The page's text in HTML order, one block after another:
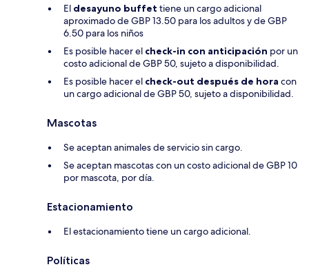
El desayuno buffet tiene un cargo adicional
aproximado de GBP 13.50 para los adultos y de GBP
6.50 para los niños
Es posible hacer el check-in con anticipación por un
costo adicional de GBP 50, sujeto a disponibilidad.
Es posible hacer el check-out después de hora con
un cargo adicional de GBP 50, sujeto a disponibilidad.
Mascotas
Se aceptan animales de servicio sin cargo.
Se aceptan mascotas con un costo adicional de GBP 10
por mascota, por día.
Estacionamiento
El estacionamiento tiene un cargo adicional.
Políticas